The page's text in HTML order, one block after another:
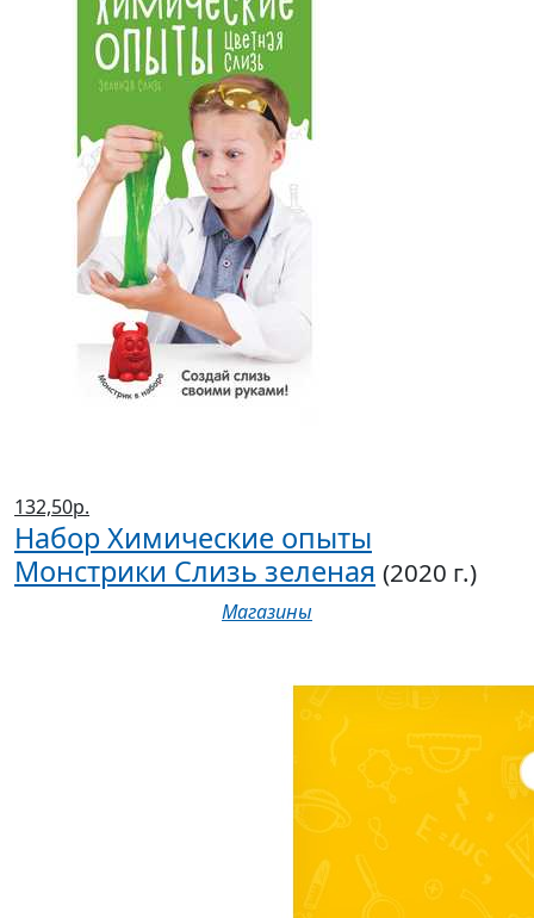
132,50р.
Набор Химические опыты
Монстрики Слизь зеленая (2020 г.)
Магазины